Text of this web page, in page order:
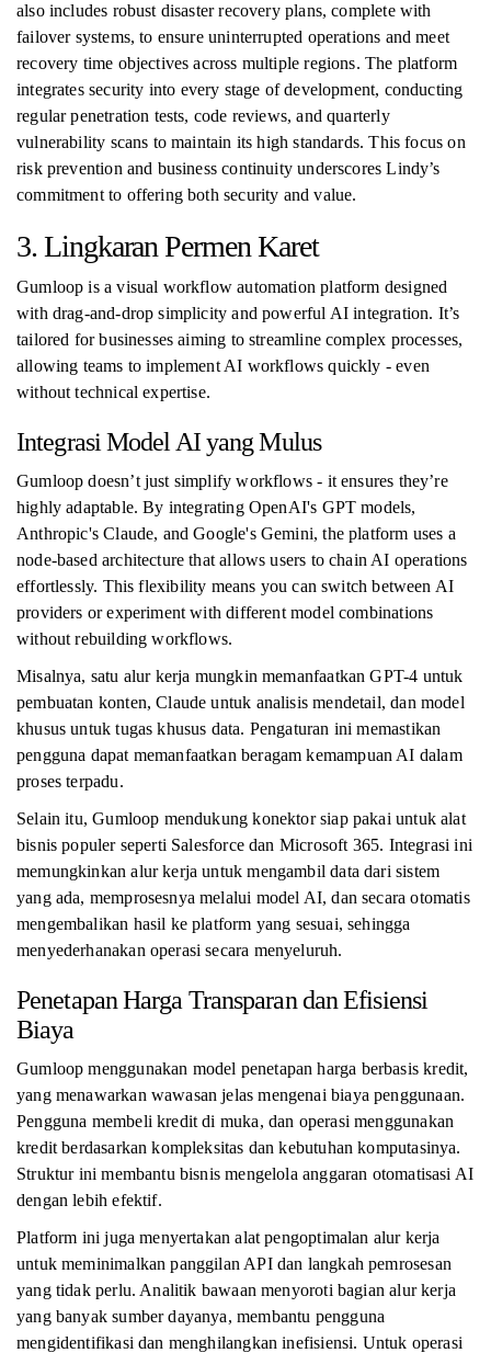
also includes robust disaster recovery plans, complete with
failover systems, to ensure uninterrupted operations and meet
recovery time objectives across multiple regions. The platform
integrates security into every stage of development, conducting
regular penetration tests, code reviews, and quarterly
vulnerability scans to maintain its high standards. This focus on
risk prevention and business continuity underscores Lindy’s
commitment to offering both security and value.
3. Lingkaran Permen Karet
Gumloop is a visual workflow automation platform designed
with drag-and-drop simplicity and powerful AI integration. It’s
tailored for businesses aiming to streamline complex processes,
allowing teams to implement AI workflows quickly - even
without technical expertise.
Integrasi Model AI yang Mulus
Gumloop doesn’t just simplify workflows - it ensures they’re
highly adaptable. By integrating OpenAI's GPT models,
Anthropic's Claude, and Google's Gemini, the platform uses a
node-based architecture that allows users to chain AI operations
effortlessly. This flexibility means you can switch between AI
providers or experiment with different model combinations
without rebuilding workflows.
Misalnya, satu alur kerja mungkin memanfaatkan GPT-4 untuk
pembuatan konten, Claude untuk analisis mendetail, dan model
khusus untuk tugas khusus data. Pengaturan ini memastikan
pengguna dapat memanfaatkan beragam kemampuan AI dalam
proses terpadu.
Selain itu, Gumloop mendukung konektor siap pakai untuk alat
bisnis populer seperti Salesforce dan Microsoft 365. Integrasi ini
memungkinkan alur kerja untuk mengambil data dari sistem
yang ada, memprosesnya melalui model AI, dan secara otomatis
mengembalikan hasil ke platform yang sesuai, sehingga
menyederhanakan operasi secara menyeluruh.
Penetapan Harga Transparan dan Efisiensi
Biaya
Gumloop menggunakan model penetapan harga berbasis kredit,
yang menawarkan wawasan jelas mengenai biaya penggunaan.
Pengguna membeli kredit di muka, dan operasi menggunakan
kredit berdasarkan kompleksitas dan kebutuhan komputasinya.
Struktur ini membantu bisnis mengelola anggaran otomatisasi AI
dengan lebih efektif.
Platform ini juga menyertakan alat pengoptimalan alur kerja
untuk meminimalkan panggilan API dan langkah pemrosesan
yang tidak perlu. Analitik bawaan menyoroti bagian alur kerja
yang banyak sumber dayanya, membantu pengguna
mengidentifikasi dan menghilangkan inefisiensi. Untuk operasi